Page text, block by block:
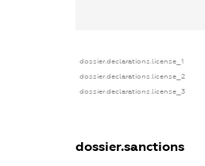
dossier.declarations.license_1
dossier.declarations.license_2
dossier.declarations.license_3
dossier.sanctions